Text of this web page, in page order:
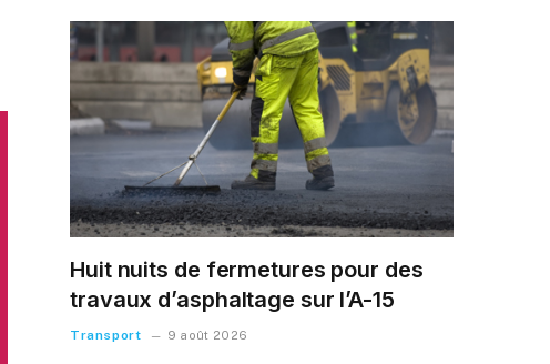
Huit nuits de fermetures pour des
travaux d’asphaltage sur l’A-15
Transport 9 août 2026